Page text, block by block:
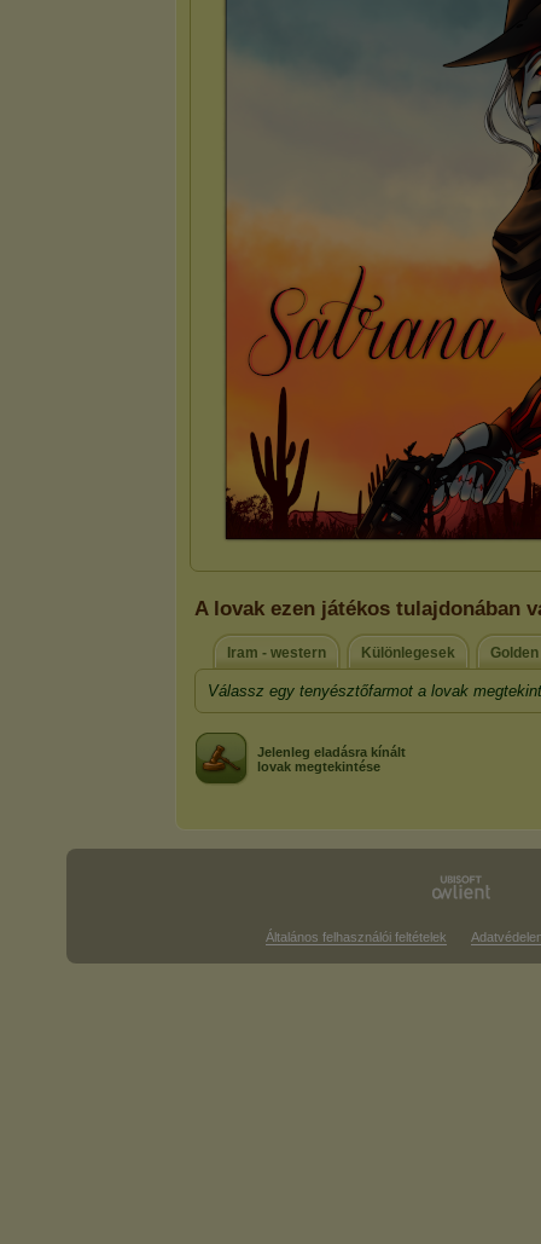
A lovak ezen játékos tulajdonában
Iram - western Különlegesek
Válassz egy tenyésztőfarmot a lovak
Jelenleg eladásra kínált
lovak megtekintése
Általános felhasználói feltételek